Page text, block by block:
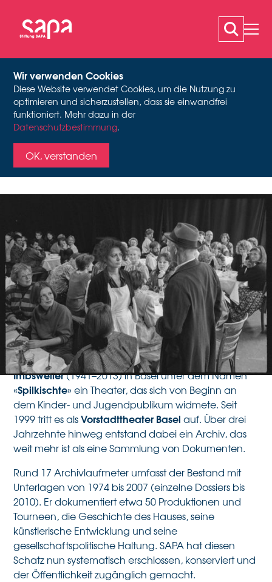
Wir verwenden Cookies
Diese Website verwendet Cookies, um die Nutzung zu
optimieren und sicherzustellen, dass sie einwandfrei
funktioniert. Mehr dazu in der
Datenschutzbestimmung.
OK, verstanden
VORSTADTTHEATER
BASEL
Vorstadttheater Basel, Fotograf: © Claude Giger, Bestand
Vorstadttheater Basel, Stiftung SAPA
30 Jahre Kinder- und Jugendtheater jetzt im
Archiv
Bestand gelagert in
Bern
1974 gründetenRuth Oswalt(*1946) und Gerd
Imbsweiler(1941–2013) in Basel unter dem Namen
«Spilkischte» ein Theater, das sich von Beginn an
dem Kinder- und Jugendpublikum widmete. Seit
1999 tritt es alsVorstadttheater Basel auf. Über drei
Jahrzehnte hinweg entstand dabei ein Archiv, das
weit mehr ist als eine Sammlung von Dokumenten.
Rund 17 Archivlaufmeter umfasst der Bestand mit
Unterlagen von 1974 bis 2007 (einzelne Dossiers bis
2010). Er dokumentiert etwa 50 Produktionen und
Tourneen, die Geschichte des Hauses, seine
künstlerische Entwicklung und seine
gesellschaftspolitische Haltung. SAPA hat diesen
Schatz nun systematisch erschlossen, konserviert und
der Öffentlichkeit zugänglich gemacht.